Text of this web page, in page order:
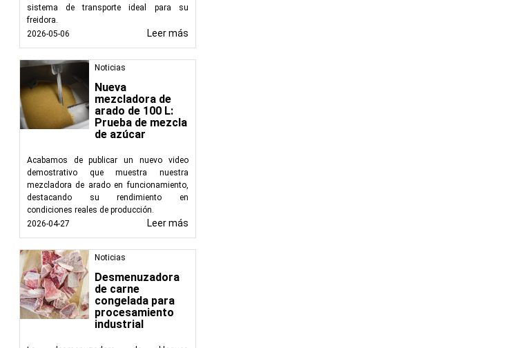
sistema de transporte ideal para su
freidora.
2026-05-06
Leer más
Noticias
Nueva
mezcladora de
arado de 100 L:
Prueba de mezcla
de azúcar
Acabamos de publicar un nuevo video
demostrativo que muestra nuestra
mezcladora de arado en funcionamiento,
destacando su rendimiento en
condiciones reales de producción.
2026-04-27
Leer más
Noticias
Desmenuzadora
de carne
congelada para
procesamiento
industrial